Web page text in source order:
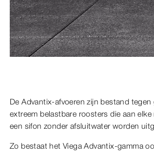
De Advantix-afvoeren zijn bestand
extreem belastbare roosters die aan
een sifon zonder afsluitwater worden
Zo bestaat het Viega Advantix-gamma